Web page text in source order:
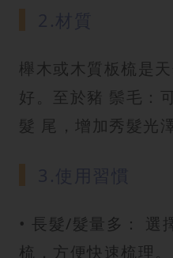
櫸木或木質板梳是
好。至於豬 鬃毛：
髮 尾，增加秀髮光
• 長髮/髮量多： 選
梳，方便快速梳理。